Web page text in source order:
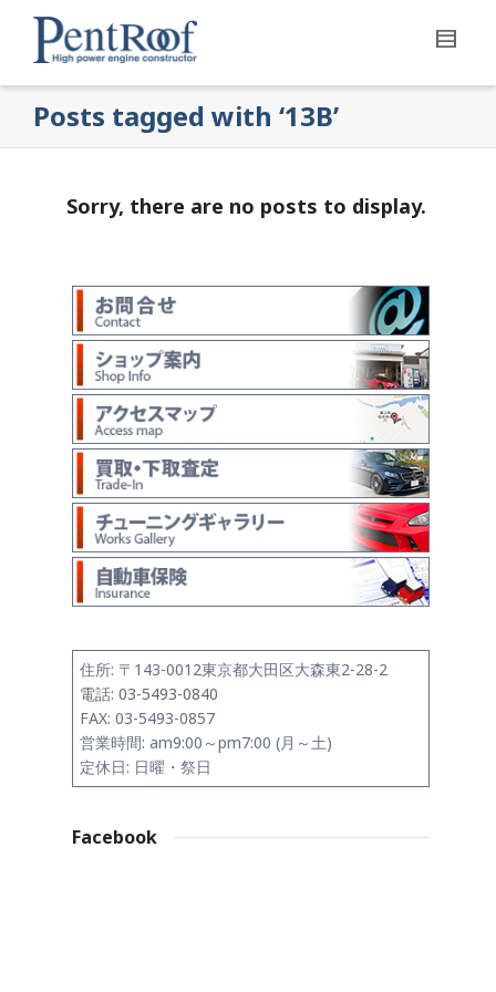
Posts tagged with ‘13B’
Sorry, there are no posts to display.
住所: 〒143-0012東京都大田区大森東2-28-2
電話: 03-5493-0840
FAX: 03-5493-0857
営業時間: am9:00～pm7:00 (月～土)
定休日: 日曜・祭日
Facebook